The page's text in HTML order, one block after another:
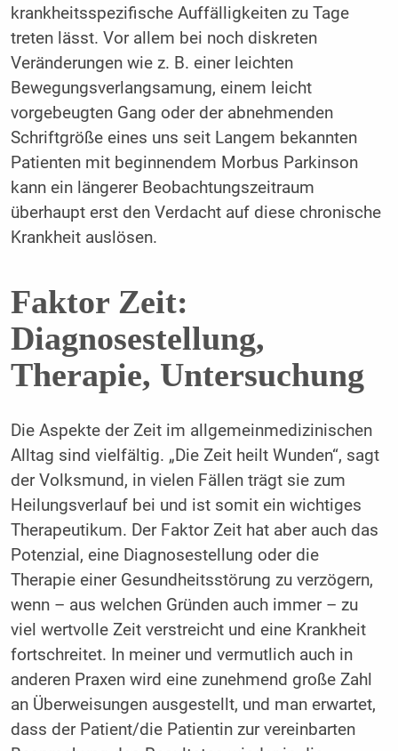
krankheitsspezifische Auffälligkeiten zu Tage
treten lässt. Vor allem bei noch diskreten
Veränderungen wie z. B. einer leichten
Bewegungsverlangsamung, einem leicht
vorgebeugten Gang oder der abnehmenden
Schriftgröße eines uns seit Langem bekannten
Patienten mit beginnendem Morbus Parkinson
kann ein längerer Beobachtungszeitraum
überhaupt erst den Verdacht auf diese chronische
Krankheit auslösen.
Faktor Zeit:
Diagnosestellung,
Therapie, Untersuchung
Die Aspekte der Zeit im allgemeinmedizinischen
Alltag sind vielfältig. „Die Zeit heilt Wunden“, sagt
der Volksmund, in vielen Fällen trägt sie zum
Heilungsverlauf bei und ist somit ein wichtiges
Therapeutikum. Der Faktor Zeit hat aber auch das
Potenzial, eine Diagnosestellung oder die
Therapie einer Gesundheitsstörung zu verzögern,
wenn – aus welchen Gründen auch immer – zu
viel wertvolle Zeit verstreicht und eine Krankheit
fortschreitet. In meiner und vermutlich auch in
anderen Praxen wird eine zunehmend große Zahl
an Überweisungen ausgestellt, und man erwartet,
dass der Patient/die Patientin zur vereinbarten